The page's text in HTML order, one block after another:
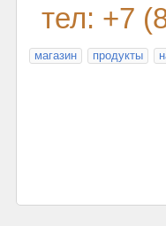
тел: +7
магазин продукты